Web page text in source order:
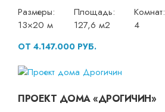
Размеры:
13×20 м
Площадь:
127,6 м2
Комнат:
4
ОТ 4.147.000 РУБ.
ПРОЕКТ ДОМА «ДРОГИЧИН»